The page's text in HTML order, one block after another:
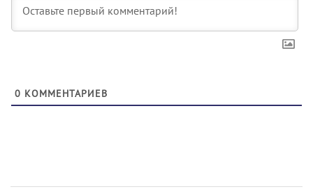
0 КОММЕНТАРИЕВ